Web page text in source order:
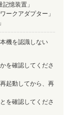
憶装置」
ークアダプター」
機を認識しない
を確認してくださ
起動してから、再
を確認してくださ